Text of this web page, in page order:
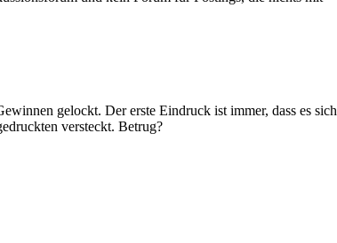
gelockt. Der erste Eindruck ist immer, dass es sich
versteckt. Betrug?